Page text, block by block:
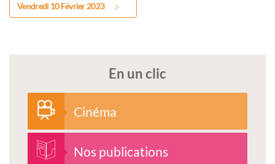
Vendredi 10 Février 2023
En un clic
Cinéma
Nos publications